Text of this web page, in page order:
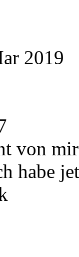
2019
von
habe